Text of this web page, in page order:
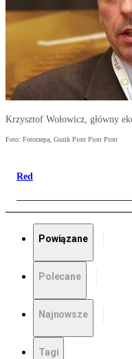
Krzysztof Wołowicz, główny
Foto: Fotorzepa, Guzik Piotr Piotr Piotr
Red
Powiązane
Polecane
Najnowsze
Tagi